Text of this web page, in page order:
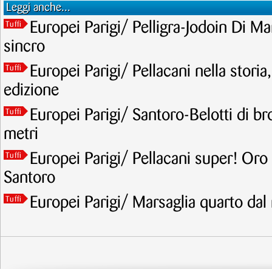
Leggi anche...
Tuffi
Europei Parigi/ Pelligra-Jodoin Di
sincro
Tuffi
Europei Parigi/ Pellacani nella
edizione
Tuffi
Europei Parigi/ Santoro-Belotti di
metri
Tuffi
Europei Parigi/ Pellacani super!
Santoro
Tuffi Europei Parigi/ Marsaglia quarto dal